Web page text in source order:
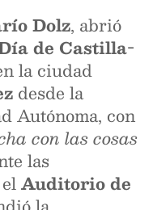
Dolz, abrió
de Castilla-
la ciudad
desde la
Autónoma, con
con las cosas
las
Auditorio de